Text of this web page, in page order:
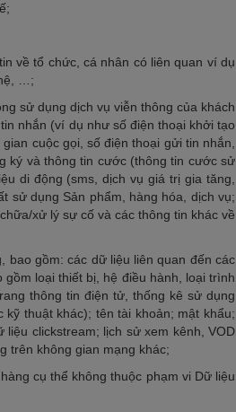
về tổ chức, cá nhân có liên quan ví dụ
…;
sử dụng dịch vụ viễn thông của khách
nhắn (ví dụ như số điện thoại khởi tạo
cuộc gọi, số điện thoại gửi tin nhắn,
ký và thông tin cước (thông tin cước sử
di động (sms, dịch vụ giá trị gia tăng,
sử dụng Sản phẩm, hàng hóa, dịch vụ;
xử lý sự cố và các thông tin khác về
bao gồm: các dữ liệu liên quan đến các
loại thiết bị, hệ điều hành, loại trình
thông tin điện tử, thống kê sử dụng
thuật khác); tên tài khoản; mật khẩu;
clickstream; lịch sử xem kênh, VOD
trên không gian mạng khác;
cụ thể không thuộc phạm vi Dữ liệu